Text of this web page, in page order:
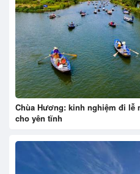
Chùa Hương: kinh nghiệm đi lễ
cho yên tĩnh